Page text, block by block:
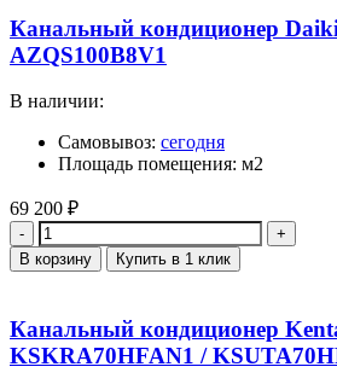
Канальный кондиционер
AZQS100B8V1
В наличии:
Самовывоз: сегодня
Площадь помещения: м2
69 200 ₽
Количество
В корзину Купить в 1 клик
Канальный кондиционер
KSKRA70HFAN1 /